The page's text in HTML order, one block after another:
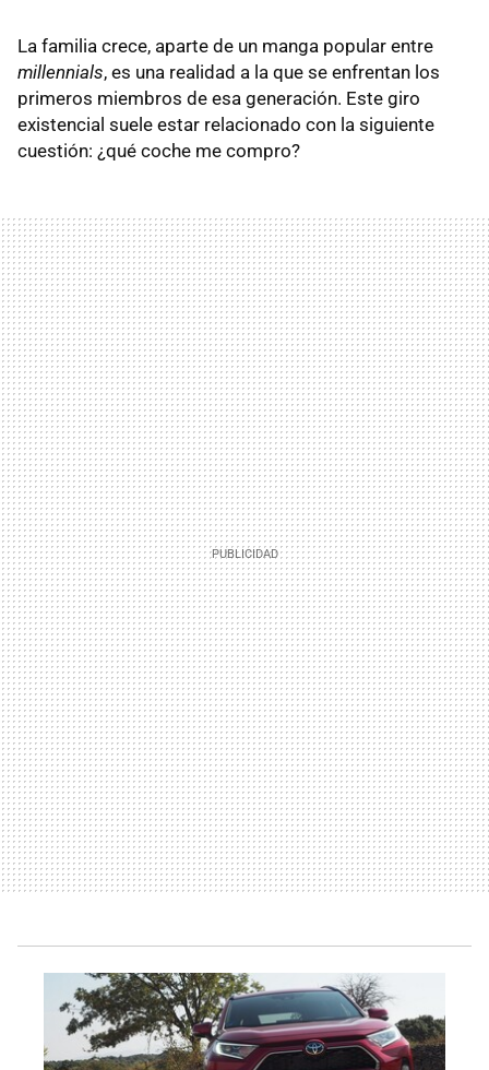
La familia crece, aparte de un manga popular entre
millennials, es una realidad a la que se enfrentan los
primeros miembros de esa generación. Este giro
existencial suele estar relacionado con la siguiente
cuestión: ¿qué coche me compro?